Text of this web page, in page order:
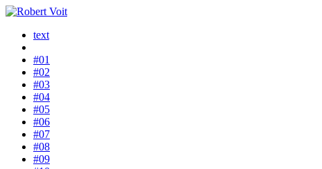
text
#01
#02
#03
#04
#05
#06
#07
#08
#09